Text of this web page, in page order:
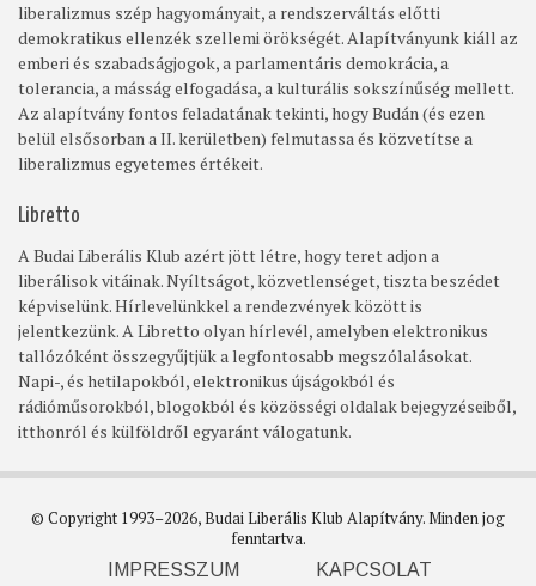
liberalizmus szép hagyományait, a rendszerváltás előtti
demokratikus ellenzék szellemi örökségét. Alapítványunk kiáll az
emberi és szabadságjogok, a parlamentáris demokrácia, a
tolerancia, a másság elfogadása, a kulturális sokszínűség mellett.
Az alapítvány fontos feladatának tekinti, hogy Budán (és ezen
belül elsősorban a II. kerületben) felmutassa és közvetítse a
liberalizmus egyetemes értékeit.
Libretto
A Budai Liberális Klub azért jött létre, hogy teret adjon a
liberálisok vitáinak. Nyíltságot, közvetlenséget, tiszta beszédet
képviselünk. Hírlevelünkkel a rendezvények között is
jelentkezünk. A Libretto olyan hírlevél, amelyben elektronikus
tallózóként összegyűjtjük a legfontosabb megszólalásokat.
Napi-, és hetilapokból, elektronikus újságokból és
rádióműsorokból, blogokból és közösségi oldalak bejegyzéseiből,
itthonról és külföldről egyaránt válogatunk.
© Copyright 1993–2026, Budai Liberális Klub Alapítvány. Minden jog
fenntartva.
IMPRESSZUM KAPCSOLAT